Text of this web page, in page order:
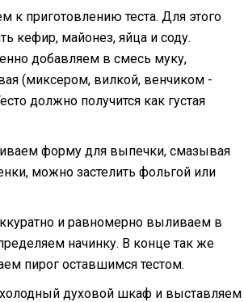
к приготовлению теста. Для этого
кефир, майонез, яйца и соду.
добавляем в смесь муку,
(миксером, вилкой, венчиком -
должно получится как густая
форму для выпечки, смазывая
можно застелить фольгой или
и равномерно выливаем в
начинку. В конце так же
пирог оставшимся тестом.
духовой шкаф и выставляем